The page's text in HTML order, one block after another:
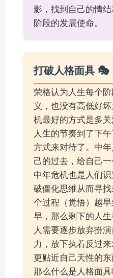
影，找到自己的情
阶段的发展使命。
打破人格面具 🎭
荣格认为人生每个
义，也没有高低好
机最好的方式是多
人生的节奏到了下
方式来对待了。中
己的过去，给自己一
中年危机也是人们
破僵化思维从而寻
个过程（觉悟）越
早，那么剩下的人
人需要逐步放弃扮
力，放下执着反过
更贴近自己天性的东
那么什么是人格面具